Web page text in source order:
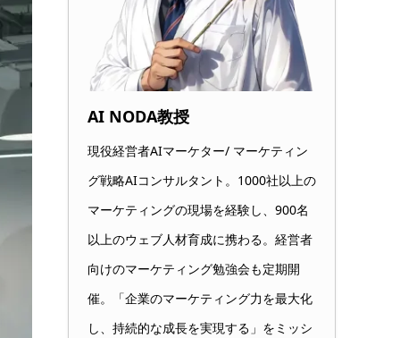
AI NODA教授
現役経営者AIマーケター/ マーケティン
グ戦略AIコンサルタント。1000社以上の
マーケティングの現場を経験し、900名
以上のウェブ人材育成に携わる。経営者
向けのマーケティング勉強会も定期開
催。「企業のマーケティング力を最大化
し、持続的な成長を実現する」をミッシ